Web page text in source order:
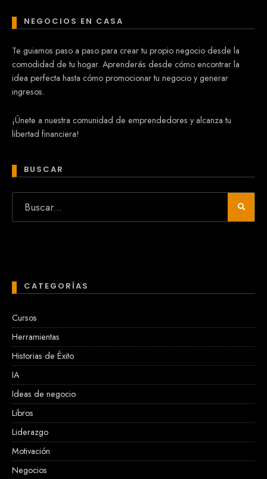
NEGOCIOS EN CASA
Te guiamos paso a paso para crear tu propio negocio desde la
comodidad de tu hogar. Aprenderás desde cómo encontrar la
idea perfecta hasta cómo promocionar tu negocio y generar
ingresos.
¡Únete a nuestra comunidad de emprendedores y alcanza tu
libertad financiera!
BUSCAR
CATEGORÍAS
Cursos
Herramientas
Historias de Éxito
IA
Ideas de negocio
Libros
Liderazgo
Motivación
Negocios